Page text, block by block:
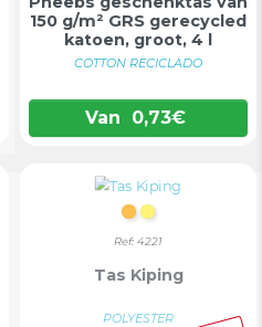
150 g/m² GRS gerecycled
katoen, groot, 4 l
COTTON RECICLADO
Van 0,73€
ORANJE
GEEL
Ref: 4221
Tas Kiping
POLYESTER